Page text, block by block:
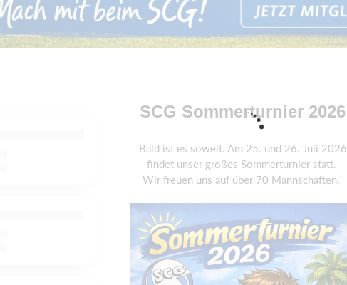
SCG Sommerturnier 2026
Bald ist es soweit. Am 25. und 26. Juli 2026
findet unser großes Sommerturnier statt.
Wir freuen uns auf über 70 Mannschaften.